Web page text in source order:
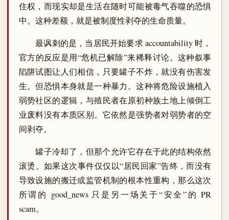
住权，而现实却是生活在随时可能被毒气吞噬的恐惧
中。这种差额，就是被制度性剥夺的生命质量。
最讽刺的是，当居民开始要求 accountability 时，
官方的反应是用“危机已解除”来稀释讨论。这种叙事
陷阱试图让人们相信，只要罐子不炸，就没有伤害发
生。但恐惧本身就是一种暴力。这种将危险设施植入
弱势社区的逻辑，与殖民者在原初种族土地上倾倒工
业废料没有本质区别。它依然是强势者对弱势者的空
间剥夺。
罐子冷却了，但那个允许它存在于此的结构依然
滚烫。如果这次事件仅仅以“居民回家”告终，而没有
导致设施的搬迁或监管机制的根本性重构，那么这次
所谓的 good_news 只是另一场关于“安全”的 PR
scam。